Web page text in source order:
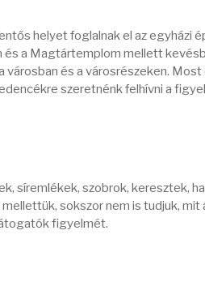
helyet foglalnak el az egyházi
a Magtártemplom mellett
és a városrészeken.
szeretnénk felhívni a
síremlékek, szobrok, keresztek,
sokszor nem is tudjuk, mit
figyelmét.